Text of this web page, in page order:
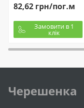
82,62 грн/пог.м
Замовити в 1
клік
Черешенка